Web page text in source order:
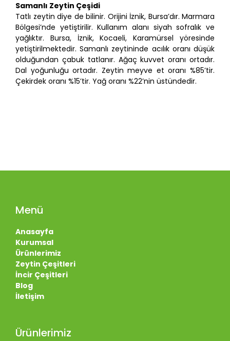
Samanlı Zeytin Çeşidi
Tatlı zeytin diye de bilinir. Orijini İznik, Bursa’dır. Marmara
Bölgesi’nde yetiştirilir. Kullanım alanı siyah sofralık ve
yağlıktır. Bursa, İznik, Kocaeli, Karamürsel yöresinde
yetiştirilmektedir. Samanlı zeytininde acılık oranı düşük
olduğundan çabuk tatlanır. Ağaç kuvvet oranı ortadır.
Dal yoğunluğu ortadır. Zeytin meyve et oranı %85’tir.
Çekirdek oranı %15’tir. Yağ oranı %22’nin üstündedir.
Menü
Anasayfa
Kurumsal
Ürünlerimiz
Zeytin Çeşitleri
İncir Çeşitleri
Blog
İletişim
Ürünlerimiz